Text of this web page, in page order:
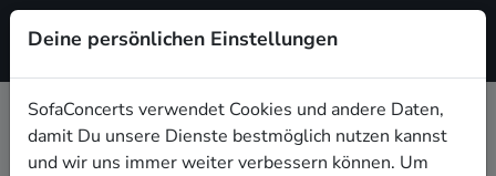
Registrieren
Funk Hochzeitsbands buchen in
Deine persönlichen Einstellungen
SofaConcerts verwendet Cookies und andere Daten,
damit Du unsere Dienste bestmöglich nutzen kannst
und wir uns immer weiter verbessern können. Um